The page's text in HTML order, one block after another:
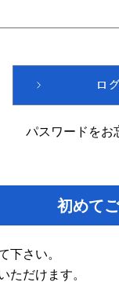
パスワードをお
初めて
下さい。
ただけます。